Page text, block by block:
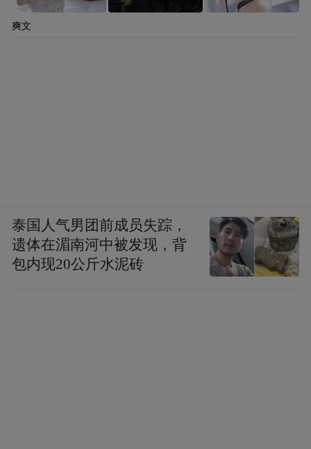
爽文
泰国人气男团前成员失踪，
遗体在湄南河中被发现，背
包内现20公斤水泥砖